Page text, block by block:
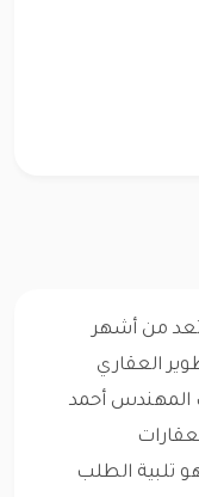
من أشهر
العقاري
المهندس أحمد
تلبية الطلب